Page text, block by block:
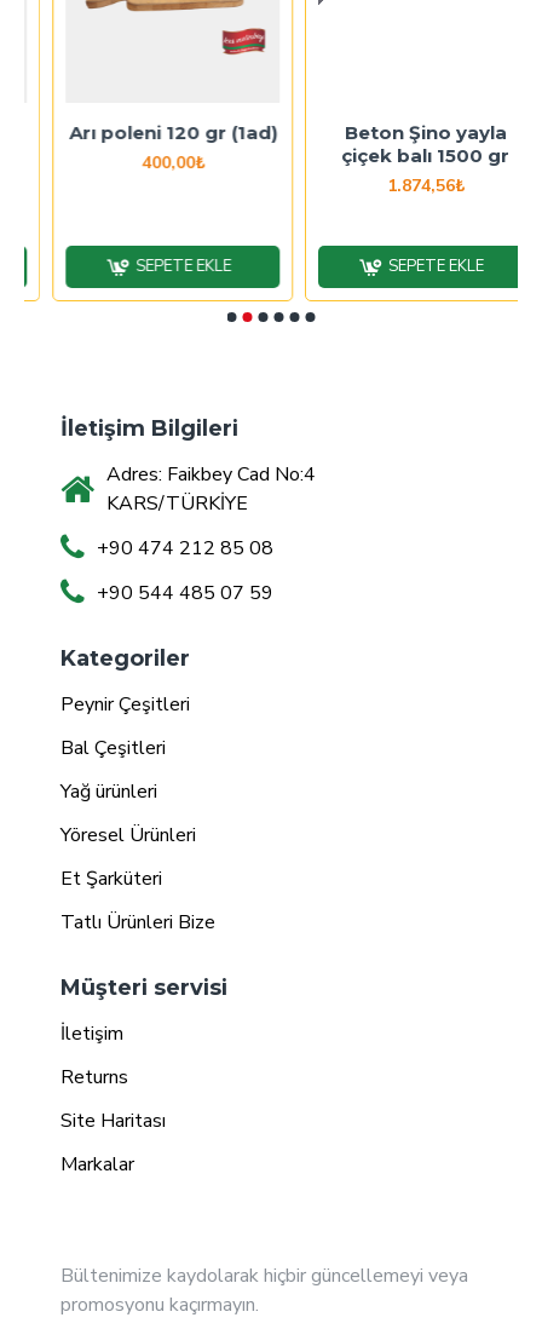
Arı poleni 120 gr (1ad)
400,00₺
SEPETE EKLE
Beton Şino yayla
çiçek balı 1500 gr
1.874,56₺
SEPETE EKLE
İletişim Bilgileri
Adres: Faikbey Cad No:4
KARS/TÜRKİYE
+90 474 212 85 08
+90 544 485 07 59
Kategoriler
Peynir Çeşitleri
Bal Çeşitleri
Yağ ürünleri
Yöresel Ürünleri
Et Şarküteri
Tatlı Ürünleri Bize
Müşteri servisi
İletişim
Returns
Site Haritası
Markalar
Bültenimize kaydolarak hiçbir güncellemeyi veya
promosyonu kaçırmayın.